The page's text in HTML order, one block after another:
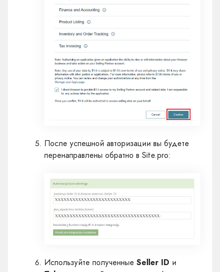
После успешной авторизации вы будете
перенаправлены обратно в Site.pro:
Используйте полученные Seller ID и